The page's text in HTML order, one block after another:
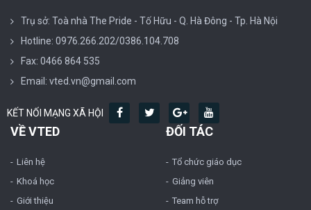
Trụ sở: Toà nhà The Pride - Tố Hữu - Q. Hà Đông - Tp. Hà Nội
Hotline: 0976.266.202/0386.104.708
Fax: 0466 864 535
Email: vted.vn@gmail.com
KẾT NỐI MẠNG XÃ HỘI
VỀ VTED
Liên hệ
Khoá học
Giới thiệu
ĐỐI TÁC
Tổ chức giáo dục
Giảng viên
Team hỗ trợ